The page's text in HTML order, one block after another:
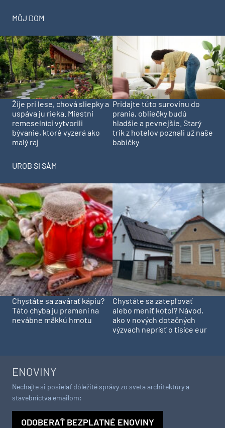
MÔJ DOM
Žije pri lese, chová sliepky a
uspáva ju rieka. Miestni
remeselníci vytvorili
bývanie, ktoré vyzerá ako
malý raj
Pridajte túto surovinu do
prania, obliečky budú
hladšie a pevnejšie. Starý
trik z hotelov poznali už naše
babičky
UROB SI SÁM
Chystáte sa zavárať kápiu?
Táto chyba ju premení na
nevábne mäkkú hmotu
Chystáte sa zatepľovať
alebo meniť kotol? Návod,
ako v nových dotačných
výzvach neprísť o tisíce eur
ENOVINY
Nechajte si posielať dôležité správy zo sveta architektúry a
stavebníctva emailom:
ODOBERAŤ BEZPLATNÉ ENOVINY